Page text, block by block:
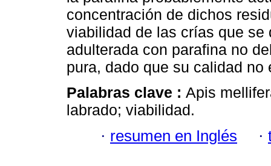
concentración de dichos
viabilidad de las crías que
adulterada con parafina no
pura, dado que su calidad
Palabras clave : Apis
labrado; viabilidad.
· resumen en Inglés ·